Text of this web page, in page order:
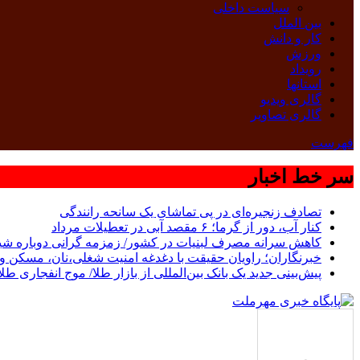
سیاست داخلی
بین الملل
کار و دانش
ورزش
رویداد
استانها
گالری ویدیو
گالری تصاویر
فهرست
سر خط اخبار
تصادف زنجیره‌ای در پی تماشای یک سانحه رانندگی
کنار آب، دور از گرما؛ ۶ مقصد آبی در تعطیلات مرداد
کاهش سرانه مصرف لبنیات در کشور/ زمزمه گرانی دوباره
خبرنگاران؛ راویان حقیقت با دغدغه امنیت شغلی،نان، مسکن و
پیش‌بینی جدید یک بانک بین‌المللی از بازار طلا/ موج انفجاری